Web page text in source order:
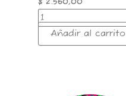
Añadir al carrito